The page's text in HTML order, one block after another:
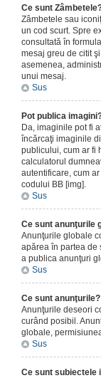
Ce sunt
Zâmbetele sau
un cod scurt. Spre
consultată în
mesaj greu de citit
asemenea,
unui mesaj.
Sus
Pot publica
Da, imaginile pot fi
încărcaţi imaginile
publicului, cum ar fi
calculatorul
autentificare, cum
codului BB [img].
Sus
Ce sunt anunţurile
Anunţurile globale
apărea în partea de
a publica anunţuri
Sus
Ce sunt anunţurile?
Anunţurile deseori
curând posibil.
globale,
Sus
Ce sunt subiectele